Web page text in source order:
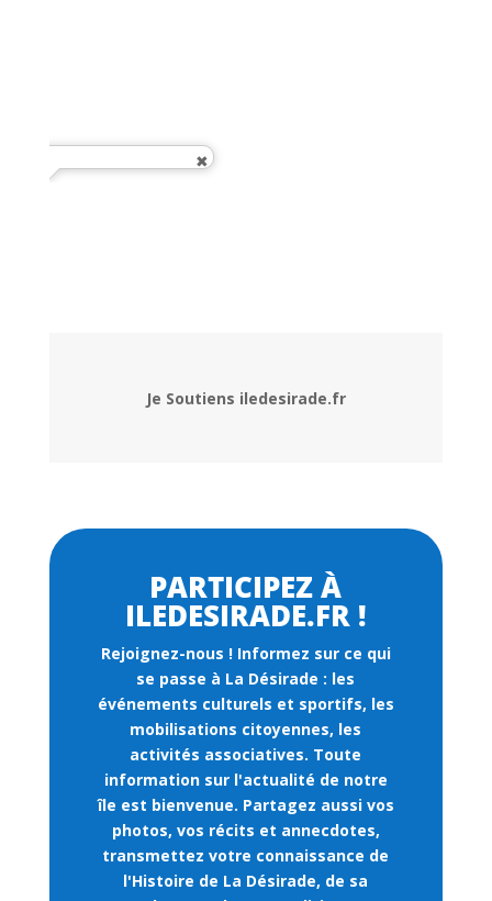
Je Soutiens iledesirade.fr
PARTICIPEZ À
ILEDESIRADE.FR !
Rejoignez-nous !Informez sur ce qui
se passe à La Désirade : les
événements culturels et sportifs, les
mobilisations citoyennes, les
activités associatives. Toute
information sur l'actualité de notre
île est bienvenue. Partagez aussi vos
photos, vos récits et annecdotes,
transmettez votre connaissance de
l'Histoire de La Désirade, de sa